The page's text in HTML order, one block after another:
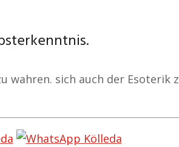
wahren. sich auch der Esoterik